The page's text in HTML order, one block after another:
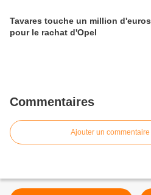
Tavares touche un million d'euros
pour le rachat d'Opel
Commentaires
Ajouter un commentaire